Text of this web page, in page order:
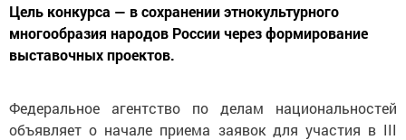
Цель конкурса — в сохранении этнокультурного
многообразия народов России через формирование
выставочных проектов.
Федеральное агентство по делам национальностей
объявляет о начале приема заявок для участия в III